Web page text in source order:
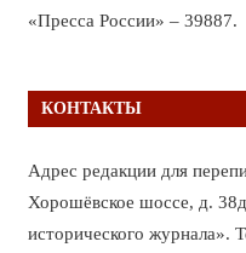
«Пресса России» – 39887.
КОНТАКТЫ
Адрес редакции для
Хорошёвское шоссе, д.
исторического журнала».